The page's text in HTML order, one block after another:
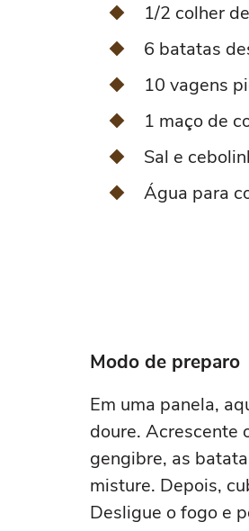
1/2 colher
6 batatas
10 vagens
1 maço de
Sal e
Água para
Modo de preparo
Em uma panela,
doure. Acrescente
gengibre, as
misture. Depois,
Desligue o fogo e